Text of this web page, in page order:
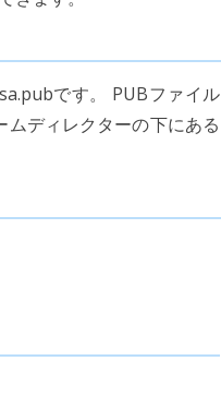
です。 PUBファイル
ディレクターの下にある